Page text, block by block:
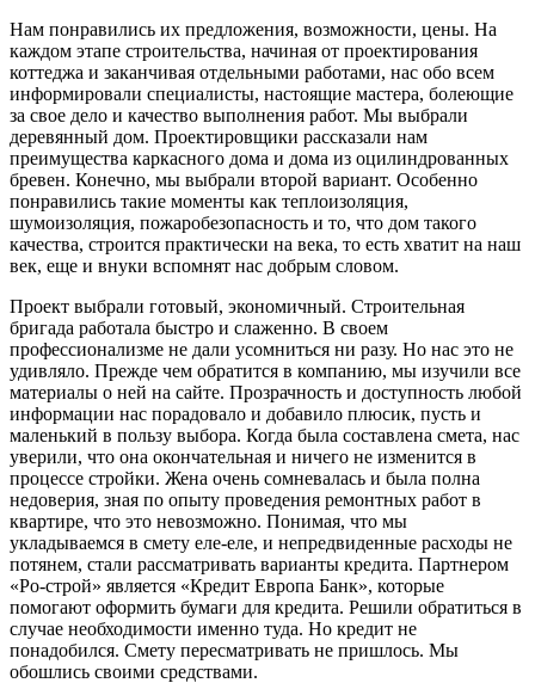
Нам понравились их предложения, возможности, цены. На
каждом этапе строительства, начиная от проектирования
коттеджа и заканчивая отдельными работами, нас обо всем
информировали специалисты, настоящие мастера, болеющие
за свое дело и качество выполнения работ. Мы выбрали
деревянный дом. Проектировщики рассказали нам
преимущества каркасного дома и дома из оцилиндрованных
бревен. Конечно, мы выбрали второй вариант. Особенно
понравились такие моменты как теплоизоляция,
шумоизоляция, пожаробезопасность и то, что дом такого
качества, строится практически на века, то есть хватит на наш
век, еще и внуки вспомнят нас добрым словом.
Проект выбрали готовый, экономичный. Строительная
бригада работала быстро и слаженно. В своем
профессионализме не дали усомниться ни разу. Но нас это не
удивляло. Прежде чем обратится в компанию, мы изучили все
материалы о ней на сайте. Прозрачность и доступность любой
информации нас порадовало и добавило плюсик, пусть и
маленький в пользу выбора. Когда была составлена смета, нас
уверили, что она окончательная и ничего не изменится в
процессе стройки. Жена очень сомневалась и была полна
недоверия, зная по опыту проведения ремонтных работ в
квартире, что это невозможно. Понимая, что мы
укладываемся в смету еле-еле, и непредвиденные расходы не
потянем, стали рассматривать варианты кредита. Партнером
«Ро-строй» является «Кредит Европа Банк», которые
помогают оформить бумаги для кредита. Решили обратиться в
случае необходимости именно туда. Но кредит не
понадобился. Смету пересматривать не пришлось. Мы
обошлись своими средствами.